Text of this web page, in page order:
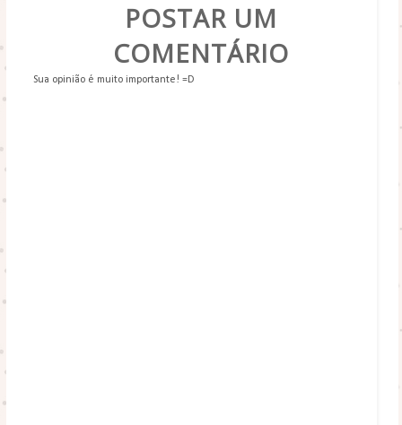
POSTAR UM
COMENTÁRIO
Sua opinião é muito importante! =D